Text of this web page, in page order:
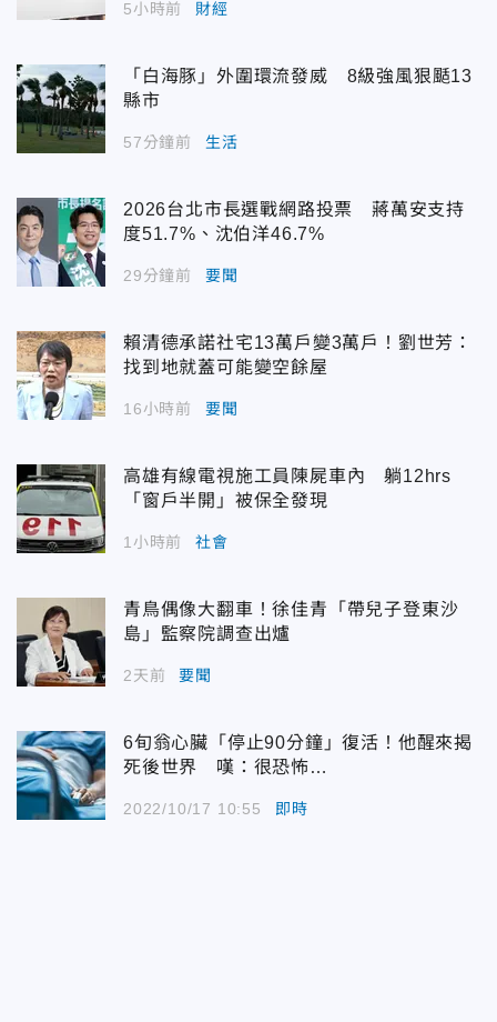
5小時前 財經
「白海豚」外圍環流發威 8級強風狠颳13
縣市
57分鐘前 生活
2026台北市長選戰網路投票 蔣萬安支持
度51.7%、沈伯洋46.7%
29分鐘前 要聞
賴清德承諾社宅13萬戶變3萬戶！劉世芳：
找到地就蓋可能變空餘屋
16小時前 要聞
高雄有線電視施工員陳屍車內 躺12hrs
「窗戶半開」被保全發現
1小時前 社會
青鳥偶像大翻車！徐佳青「帶兒子登東沙
島」監察院調查出爐
2天前 要聞
6旬翁心臟「停止90分鐘」復活！他醒來揭
死後世界 嘆：很恐怖…
2022/10/17 10:55 即時